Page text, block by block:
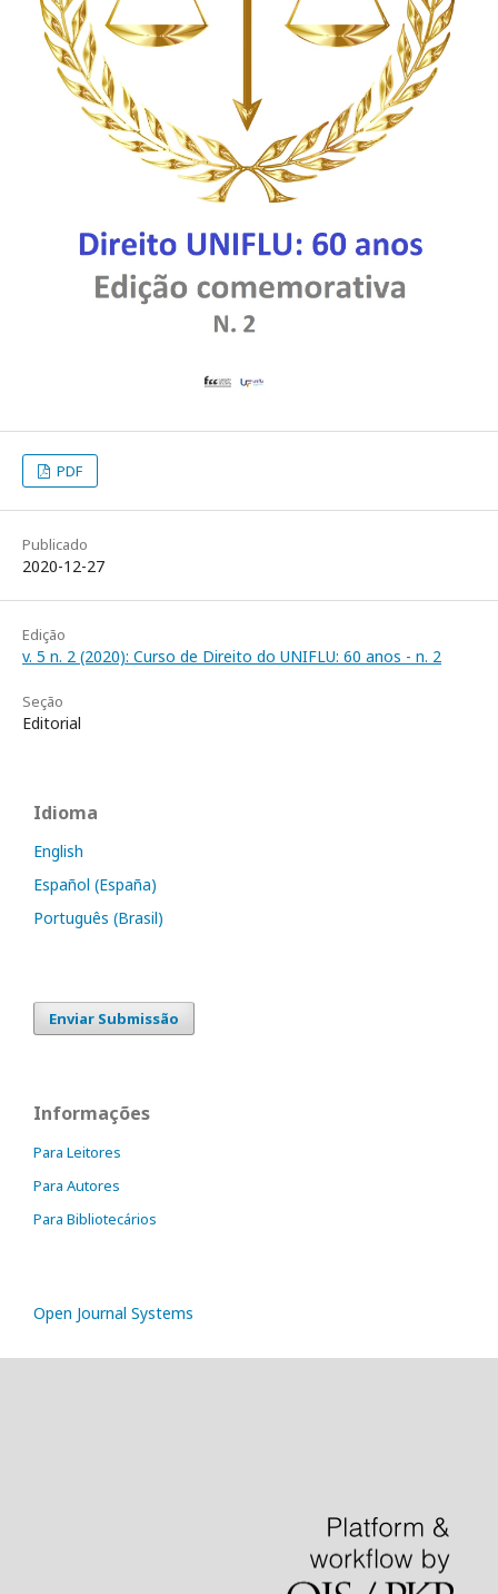
PDF
Publicado
2020-12-27
Edição
v. 5 n. 2 (2020): Curso de Direito do UNIFLU: 60 anos - n. 2
Seção
Editorial
Idioma
English
Español (España)
Português (Brasil)
Enviar Submissão
Informações
Para Leitores
Para Autores
Para Bibliotecários
Open Journal Systems